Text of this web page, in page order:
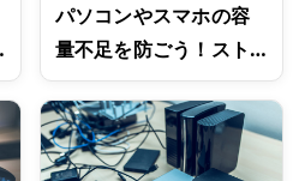
パソコンやスマホの容
量不足を防ごう！スト
レージの使用容量を減
らす方法